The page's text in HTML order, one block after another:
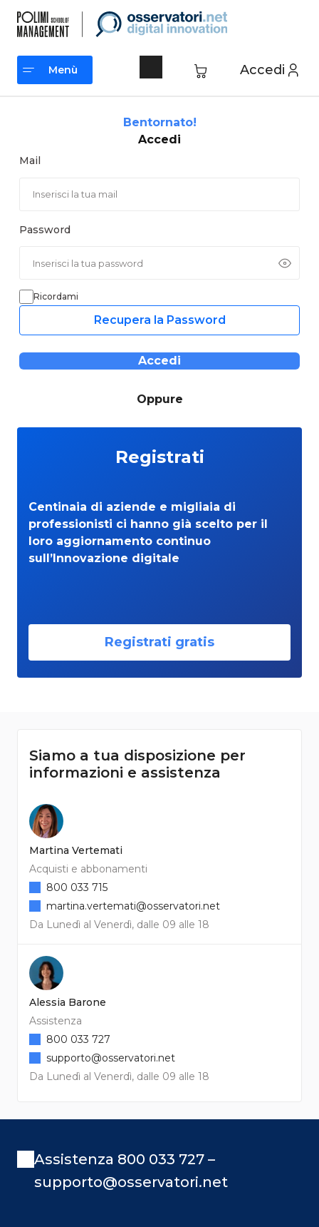
contenuto
Accedi
Menù
Bentornato!
Accedi
Mail
Password
Ricordami
Recupera la Password
Accedi
Oppure
Registrati
Centinaia di aziende e migliaia di
professionisti ci hanno già scelto per il
loro aggiornamento continuo
sull’Innovazione digitale
Registrati gratis
Siamo a tua disposizione per
informazioni e assistenza
Martina Vertemati
Acquisti e abbonamenti
Da Lunedì al Venerdì, dalle 09 alle 18
800 033 715
martina.vertemati@osservatori.net
Alessia Barone
Assistenza
Da Lunedì al Venerdì, dalle 09 alle 18
800 033 727
supporto@osservatori.net
Assistenza 800 033 727 –
supporto@osservatori.net